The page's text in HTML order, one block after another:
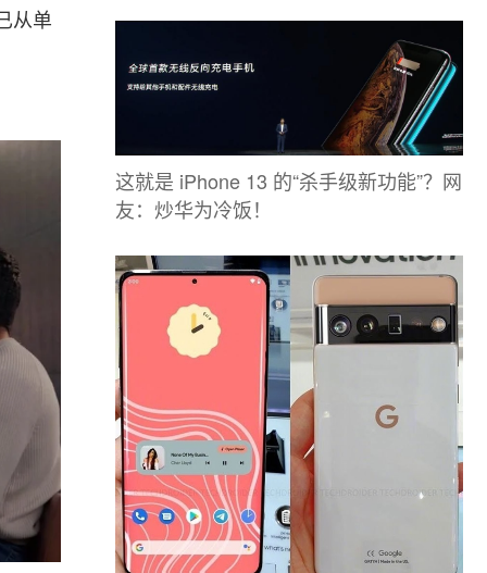
从单
这就是 iPhone 13 的“杀手级新功能”？网
友：炒华为冷饭！